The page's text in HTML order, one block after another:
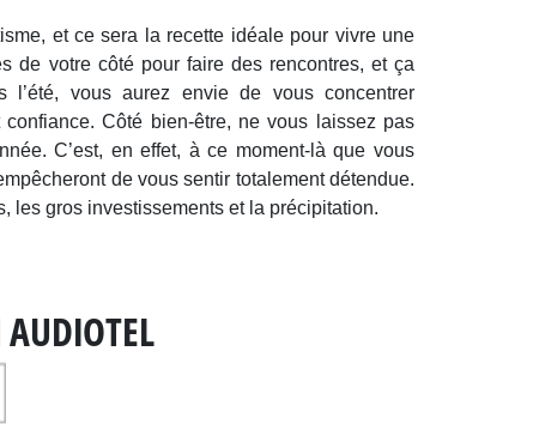
et ce sera la recette idéale pour vivre une
de votre côté pour faire des rencontres, et ça
l’été, vous aurez envie de vous concentrer
Côté bien-être, ne vous laissez pas
C’est, en effet, à ce moment-là que vous
de vous sentir totalement détendue.
les gros investissements et la précipitation.
AUDIOTEL